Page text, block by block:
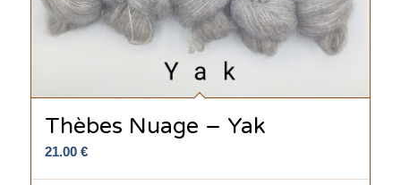
Thèbes Nuage – Yak
21.00 €